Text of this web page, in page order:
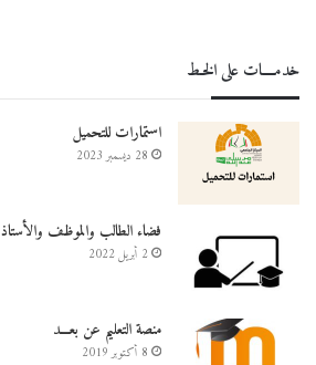
خدمــــات على الخـط
استمارات للتحميل
28 ديسمبر 2023
فضاء الطالب والموظف والأستاذ
2 أبريل 2022
منصة التعليم عن بعـــد
8 أكتوبر 2019